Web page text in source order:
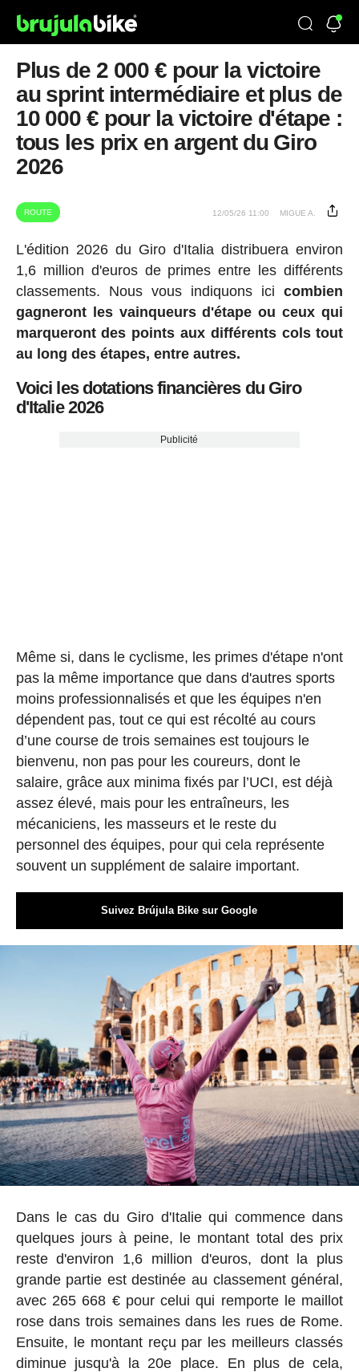
Plus de 2 000 € pour la victoire
au sprint intermédiaire et plus de
10 000 € pour la victoire d'étape :
tous les prix en argent du Giro
2026
ROUTE 12/05/26 11:00 MIGUE A.
L'édition 2026 du Giro d'Italia distribuera environ
1,6 million d'euros de primes entre les différents
classements. Nous vous indiquons icicombien
gagneront les vainqueurs d'étape ou ceux qui
marqueront des points aux différents cols tout
au long des étapes, entre autres.
Voici les dotations financières du Giro
d'Italie 2026
Publicité
Même si, dans le cyclisme, les primes d'étape n'ont
pas la même importance que dans d'autres sports
moins professionnalisés et que les équipes n'en
dépendent pas, tout ce qui est récolté au cours
d’une course de trois semaines est toujours le
bienvenu, non pas pour les coureurs, dont le
salaire, grâce aux minima fixés par l’UCI, est déjà
assez élevé, mais pour les entraîneurs, les
mécaniciens, les masseurs et le reste du
personnel des équipes, pour qui cela représente
souvent un supplément de salaire important.
Suivez Brújula Bike sur Google
Dans le cas du Giro d'Italie qui commence dans
quelques jours à peine, le montant total des prix
reste d'environ 1,6 million d'euros, dont la plus
grande partie est destinée au classement général,
avec 265 668 € pour celui qui remporte le maillot
rose dans trois semaines dans les rues de Rome.
Ensuite, le montant reçu par les meilleurs classés
diminue jusqu'à la 20e place. En plus de cela,